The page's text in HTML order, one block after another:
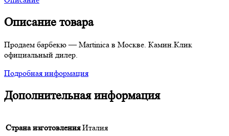
Описание товара
Продаем барбекю — Martinica в Москве. Камин.Клик
официальный дилер.
Подробная информация
Дополнительная информация
Страна изготовления Италия